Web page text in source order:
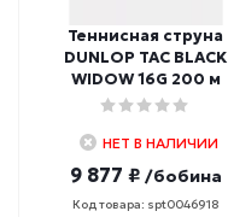
Теннисная струна
DUNLOP TAC BLACK
WIDOW 16G 200 м
НЕТ В НАЛИЧИИ
9 877 ₽ /бобина
Код товара: spt0046918